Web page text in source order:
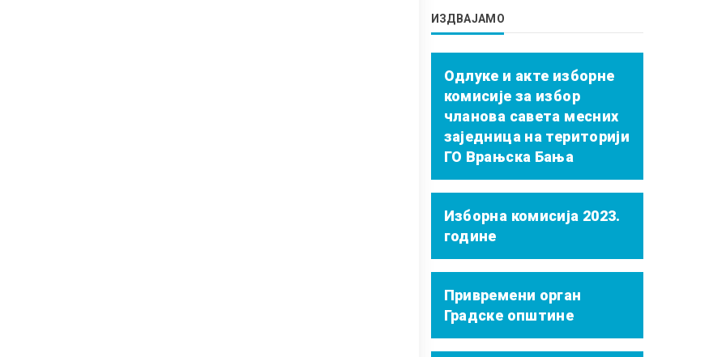
ИЗДВАЈАМО
Одлуке и акте изборне
комисије за избор
чланова савета месних
заједница на територији
ГО Врањска Бања
Изборна комисија 2023.
године
Привремени орган
Градске општине